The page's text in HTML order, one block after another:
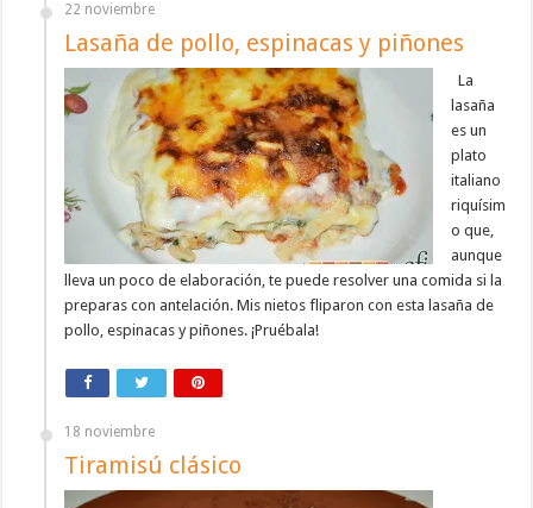
22 noviembre
Lasaña de pollo, espinacas y piñones
La
lasaña
es un
plato
italiano
riquísim
o que,
aunque
lleva un poco de elaboración, te puede resolver una comida si la
preparas con antelación. Mis nietos fliparon con esta lasaña de
pollo, espinacas y piñones. ¡Pruébala!
18 noviembre
Tiramisú clásico